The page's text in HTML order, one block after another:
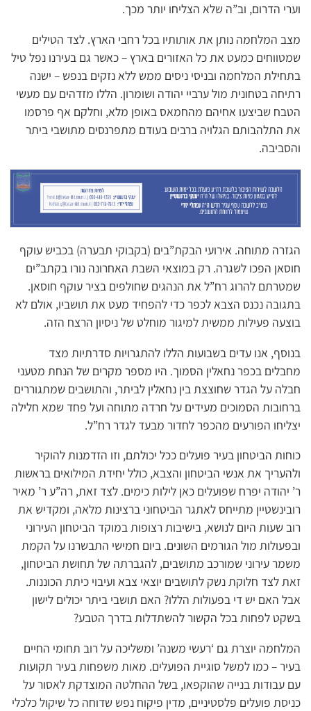
וערי הדרום, וב”ה שלא הצליחו יותר מכך.
מצב המלחמה נותן את אותותיו בכל רחבי הארץ. לצד הטילים
שמטווחים כמעט את כל האזורים בארץ – כאשר גם בעירנו נפל טיל
בתחילת המלחמה ובניסי ניסים ממש ללא נזקים בנפש – ישנה
רתיחה בטחונית מול ערביי יהודה ושומרון. הללו מזדהים עם מעשי
הטבח שביצעו אחיהם מהחמאס באופן מלא, וחלקם אף פרסמו
את התלהבותם הגלויה ברבים בעודם מתפרנסים מתושבי ביתר
והסביבה.
הגזרה מתוחה. אירועי הבקת”בים (בקבוקי תבערה) בכביש עוקף
חוסאן הפכו לשגרה. רק במוצאי השבת האחרונה נורו בקתב”ים
שמטרתם להרוג רח”ל את הנהגים שחולפים בציר עוקף חוסאן.
בתגובה נכנס הצבא לכפר כדי להפחיד מעט את תושביו, אולם לא
בוצעה פעילות ממשית למיגור מוחלט של ניסיון הרצח הזה.
בנוסף, אנו עדים בשבועות הללו להתגרויות סדרתיות מצד
מחבלים בכפר נחאלין הסמוך. היו מספר מקרים של הנחת מטעני
חבלה על הגדר שחוצצת בין נחאלין לביתר, והתושבים שמתגוררים
ברחובות הסמוכים מעידים על חרדה מתוחה ועל פחד שמא חלילה
יצליחו הפורעים מהכפר לחדור מבעד לגדר רח”ל.
כוחות הביטחון בעיר פועלים ככל יכולתם, וזו הזדמנות להוקיר
ולהעריך את אנשי הביטחון והצבא, כולל יחידת המילואים בראשות
ר’ יהודה יפרח שפועלים כאן לילות כימים. לצד זאת, רה”ע ר’ מאיר
רובינשטיין מתייחס לאתגר הביטחוני ברצינות מלאה, ומקדיש את
רוב שעות היום לנושא, בישיבות רצופות במוקד הביטחון העירוני
ובפעולות מול הגורמים השונים. ביום חמישי התבשרנו על הקמת
משמר עירוני שמורכב מתושבים, להגברתה של תחושת הביטחון,
זאת לצד חלוקת נשק לתושבים יוצאי צבא ועיבוי כיתת הכוננות.
אבל האם יש די בפעולות הללו? האם תושבי ביתר יכולים לישון
בשקט לפחות בכל הקשור להשתדלות בדרך הטבע?
המלחמה יוצרת גם ‘רעשי משנה’ ומשליכה על רוב תחומי החיים
בעיר – כמו למשל סוגיית הפועלים. מאות משפחות בעיר תקועות
עם עבודות בנייה שהוקפאו, בשל ההחלטה המוצדקת לאסור על
כניסת פועלים פלסטיניים, מדין פיקוח נפש שדוחה כל שיקול כלכלי